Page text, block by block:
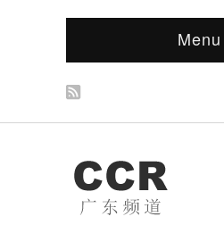
Menu